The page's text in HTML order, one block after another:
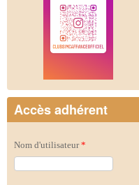
Accès adhérent
Nom d'utilisateur*